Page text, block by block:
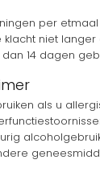
per
niet
14 dagen
als u